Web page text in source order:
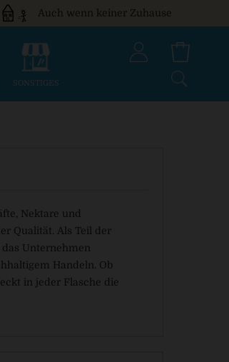
Auch wenn keiner Zuhause
SONSTIGES
Nektare und
Qualität. Als Teil der
Unternehmen
Handeln. Ob
in jeder Flasche die